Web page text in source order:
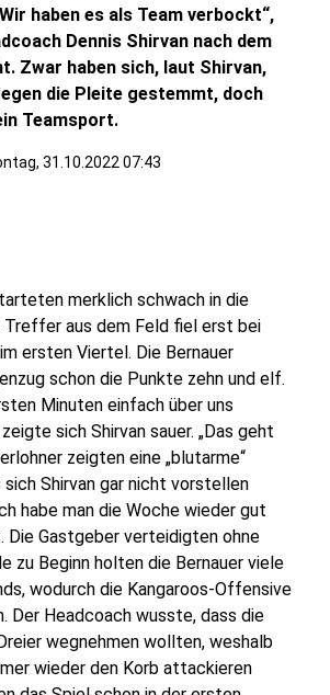
haben es als Team verbockt“,
Dennis Shirvan nach dem
Zwar haben sich, laut Shirvan,
die Pleite gestemmt, doch
Teamsport.
31.10.2022 07:43
merklich schwach in die
aus dem Feld fiel erst bei
ersten Viertel. Die Bernauer
schon die Punkte zehn und elf.
Minuten einfach über uns
sich Shirvan sauer. „Das geht
zeigten eine „blutarme“
Shirvan gar nicht vorstellen
habe man die Woche wieder gut
Die Gastgeber verteidigten ohne
zu Beginn holten die Bernauer viele
wodurch die Kangaroos-Offensive
Der Headcoach wusste, dass die
wegnehmen wollten, weshalb
wieder den Korb attackieren